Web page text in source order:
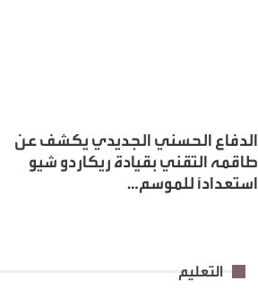
الدفاع الحسني الجديدي يكشف عن
طاقمه التقني بقيادة ريكاردو شيو
استعدادًا للموسم…
التعليم